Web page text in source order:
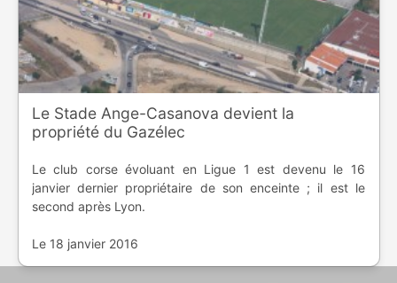
Le Stade Ange-Casanova devient la
propriété du Gazélec
Le club corse évoluant en Ligue 1 est devenu le 16
janvier dernier propriétaire de son enceinte ; il est le
second après Lyon.
Le 18 janvier 2016